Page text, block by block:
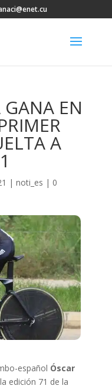
GANA EN
A
| noti_es | 0
español Óscar
edición 71 de la